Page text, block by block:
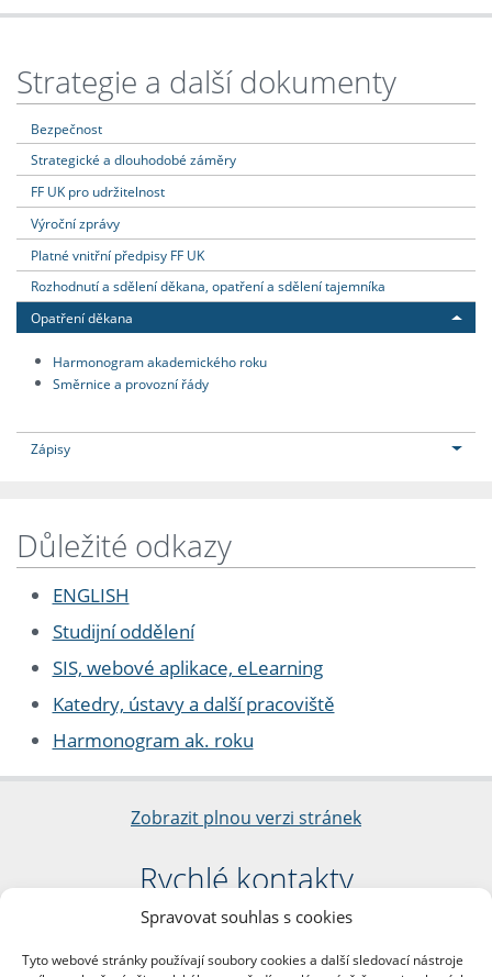
Spravovat souhlas s cookies
Tyto webové stránky používají soubory cookies a další sledovací nástroje
Strategie a další dokumenty
Bezpečnost
Strategické a dlouhodobé záměry
FF UK pro udržitelnost
Výroční zprávy
Platné vnitřní předpisy FF UK
Rozhodnutí a sdělení děkana, opatření a sdělení tajemníka
Opatření děkana
Harmonogram akademického roku
Směrnice a provozní řády
Zápisy
Důležité odkazy
ENGLISH
Studijní oddělení
SIS, webové aplikace, eLearning
Katedry, ústavy a další pracoviště
Harmonogram ak. roku
Zobrazit plnou verzi stránek
Rychlé kontakty
Filozofická fakulta
nám. Jana Palacha 1/2